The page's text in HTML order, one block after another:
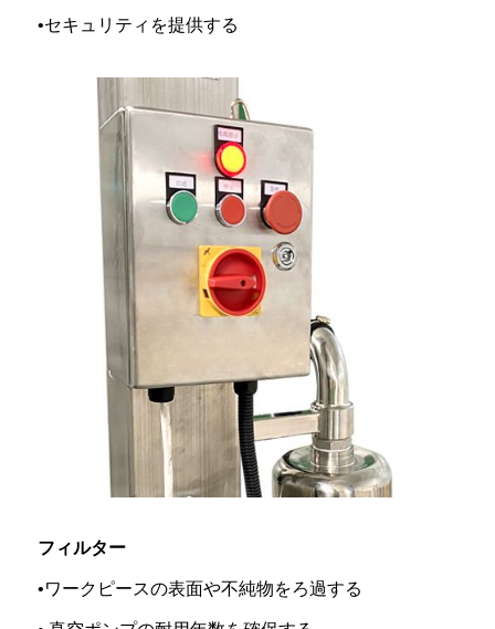
•セキュリティを提供する
フィルター
•ワークピースの表面や不純物をろ過する